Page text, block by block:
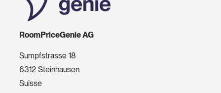
RoomPriceGenie AG
Sumpfstrasse 18
6312 Steinhausen
Suisse